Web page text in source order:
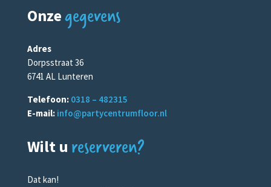
Onzegegevens
Adres
Dorpsstraat 36
6741 AL Lunteren
Telefoon: 0318 – 482315
E-mail: info@partycentrumfloor.nl
Wilt u reserveren?
Dat kan!